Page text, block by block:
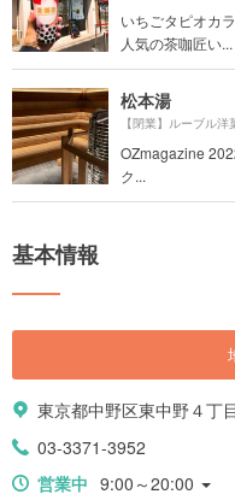
いちごタピオカ
人気の茶咖匠い...
松本湯
【閉業】ルーブル
OZmagazine
ク...
基本情報
東京都中野区東中野４丁
03-3371-3952
営業中 9:00～20:00